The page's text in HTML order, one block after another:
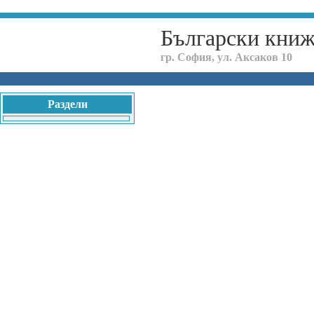
Български
гр. София, ул. Аксаков 10
Раздели